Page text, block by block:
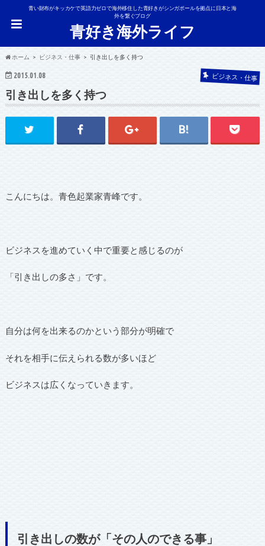
青い財布がキッカケで英語力ゼロで海外移住した青好きがシンガポールを拠点に日本と海
外を繋ぐブログ
青好き海外ライフ
ホーム ビジネス・仕事 引き出しを多く持つ
2015.01.08 ビジネス・仕事
引き出しを多く持つ
こんにちは。青色起業家青峰です。
ビジネスを進めていく中で重要と感じるのが
「引き出しの多さ」です。
自分は何を出来るのかという部分が明確で
それを相手に伝えられる数が多いほど
ビジネスは広くなっていきます。
引き出しの数が「その人のできる事」